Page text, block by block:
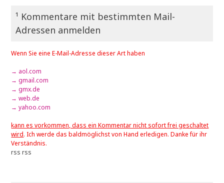
¹ Kommentare mit bestimmten Mail-
Adressen anmelden
Wenn Sie eine E-Mail-Adresse dieser Art haben
→ aol.com
→ gmail.com
→ gmx.de
→ web.de
→ yahoo.com
kann es vorkommen, dass ein Kommentar nicht sofort frei geschaltet
wird. Ich werde das baldmöglichst von Hand erledigen. Danke für ihr
Verständnis.
rss rss